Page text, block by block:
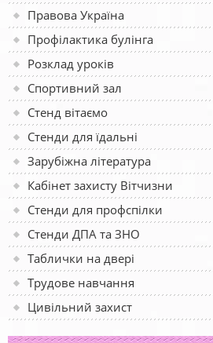
Правова Україна
Профілактика булінга
Розклад уроків
Спортивний зал
Стенд вітаємо
Стенди для їдальні
Зарубіжна література
Кабінет захисту Вітчизни
Стенди для профспілки
Стенди ДПА та ЗНО
Таблички на двері
Трудове навчання
Цивільний захист